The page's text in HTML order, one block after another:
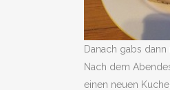
Danach gabs
Nach dem
einen neuen